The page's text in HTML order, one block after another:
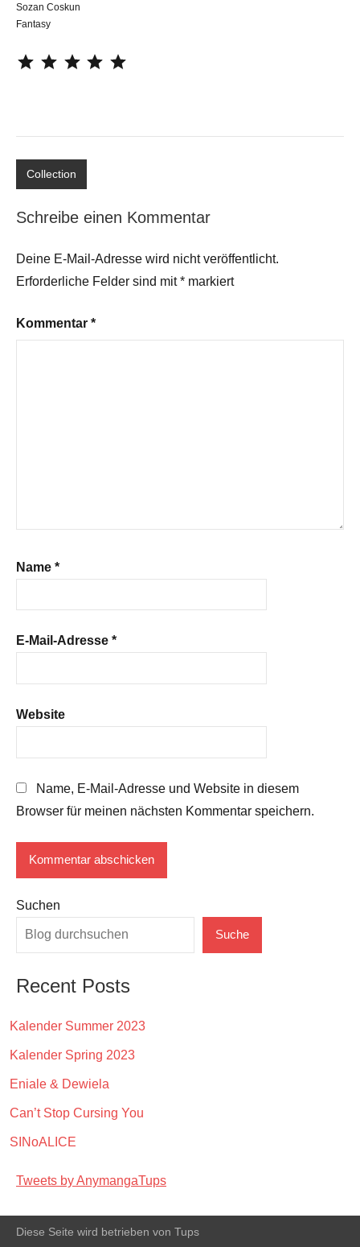
Sozan Coskun
Fantasy
Collection
Schreibe einen Kommentar
Deine E-Mail-Adresse wird nicht veröffentlicht.
Erforderliche Felder sind mit* markiert
Kommentar *
Name *
E-Mail-Adresse *
Website
Name, E-Mail-Adresse und Website in diesem
Browser für meinen nächsten Kommentar speichern.
Suchen
Suche
Recent Posts
Kalender Summer 2023
Kalender Spring 2023
Eniale & Dewiela
Can’t Stop Cursing You
SINoALICE
Tweets by AnymangaTups
Diese Seite wird betrieben von Tups